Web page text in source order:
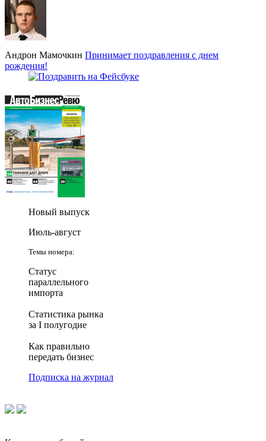
Андрон Мамочкин Принимает поздравления с днем
рождения!
Новый выпуск
Июль-август
Темы номера:
Статус
параллельного
импорта
Статистика рынка
за I полугодие
Как правильно
передать бизнес
Подписка на журнал